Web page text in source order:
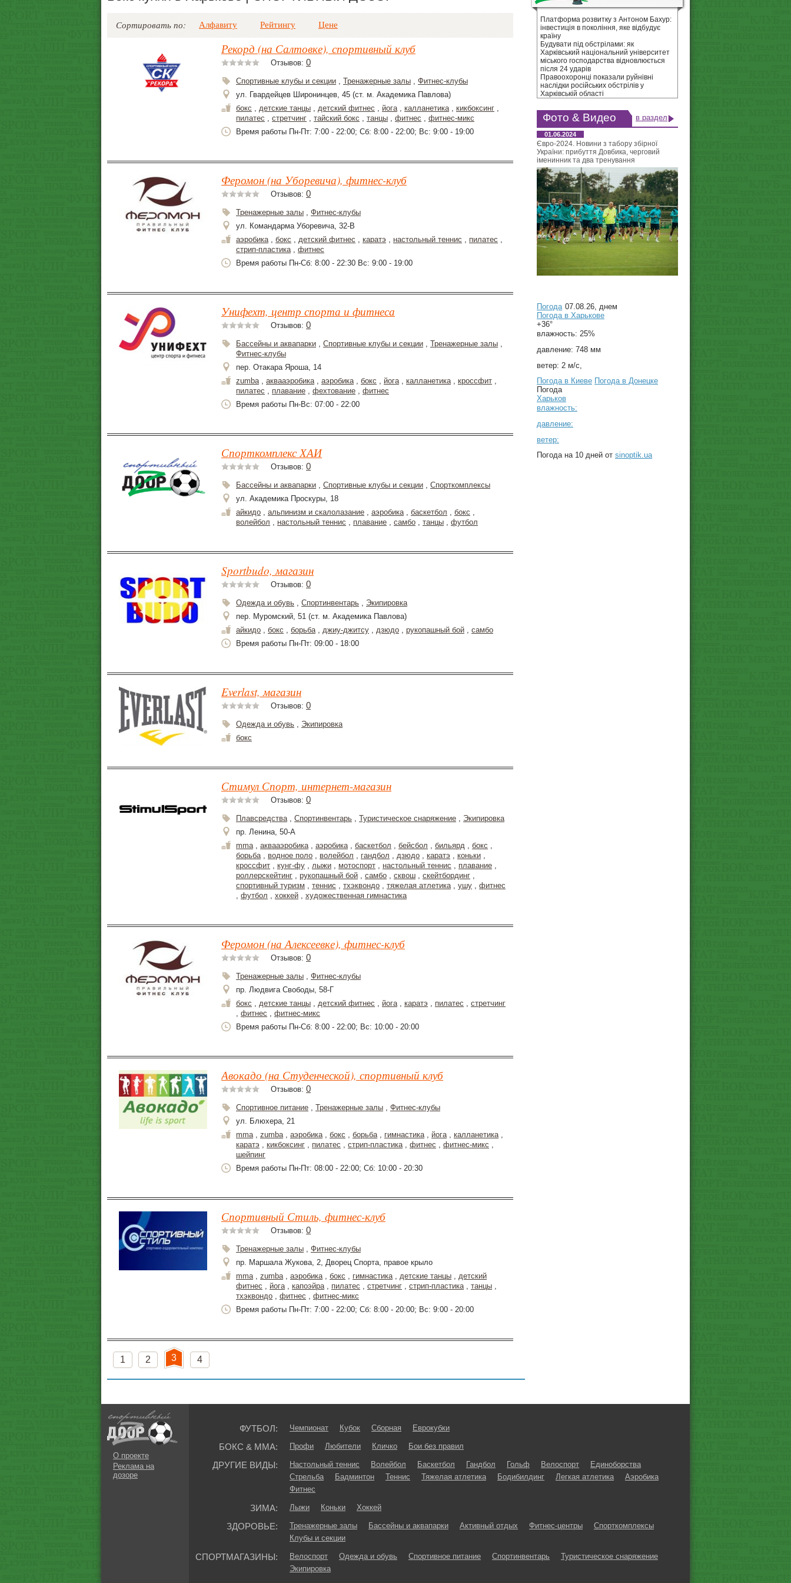
Сортировать по: Алфавиту Рейтингу Цене
Рекорд (на Салтовке), спортивный клуб
Отзывов: 0
Спортивные клубы и секции , Тренажерные залы , Фитнес-клубы
ул. Гвардейцев Широнинцев, 45 (ст. м. Академика Павлова)
бокс , детские танцы , детский фитнес , йога, калланетика, кикбоксинг ,
пилатес , стретчинг , тайский бокс , танцы , фитнес , фитнес-микс
Время работы Пн-Пт: 7:00 - 22:00; Сб: 8:00 - 22:00; Вс: 9:00 - 19:00
Феромон (на Уборевича), фитнес-клуб
Отзывов: 0
Тренажерные залы , Фитнес-клубы
ул. Командарма Уборевича, 32-В
аэробика, бокс , детский фитнес , каратэ , настольный теннис , пилатес ,
стрип-пластика, фитнес
Время работы Пн-Сб: 8:00 - 22:30 Вс: 9:00 - 19:00
Унифехт, центр спорта и фитнеса
Отзывов: 0
Бассейны и аквапарки , Спортивные клубы и секции , Тренажерные залы ,
Фитнес-клубы
пер. Отакара Яроша, 14
zumba, аквааэробика, аэробика, бокс , йога, калланетика, кроссфит ,
пилатес , плавание , фехтование , фитнес
Время работы Пн-Вс: 07:00 - 22:00
Спорткомплекс ХАИ
Отзывов: 0
Бассейны и аквапарки , Спортивные клубы и секции , Спорткомплексы
ул. Академика Проскуры, 18
айкидо , альпинизм и скалолазание , аэробика, баскетбол , бокс ,
волейбол , настольный теннис , плавание , самбо , танцы , футбол
Sportbudo, магазин
Отзывов: 0
Одежда и обувь , Спортинвентарь , Экипировка
пер. Муромский, 51 (ст. м. Академика Павлова)
айкидо , бокс , борьба, джиу-джитсу , дзюдо , рукопашный бой , самбо
Время работы Пн-Пт: 09:00 - 18:00
Everlast, магазин
Отзывов: 0
Одежда и обувь , Экипировка
бокс
Стимул Спорт, интернет-магазин
Отзывов: 0
Плавсредства, Спортинвентарь , Туристическое снаряжение , Экипировка
пр. Ленина, 50-А
mma, аквааэробика, аэробика, баскетбол , бейсбол , бильярд , бокс ,
борьба, водное поло , волейбол , гандбол , дзюдо , каратэ , коньки ,
кроссфит , кунг-фу , лыжи , мотоспорт , настольный теннис , плавание ,
роллерскейтинг , рукопашный бой , самбо , сквош , скейтбординг ,
спортивный туризм , теннис , тхэквондо , тяжелая атлетика, ушу , фитнес
, футбол , хоккей , художественная гимнастика
Феромон (на Алексеевке), фитнес-клуб
Отзывов: 0
Тренажерные залы , Фитнес-клубы
пр. Людвига Свободы, 58-Г
бокс , детские танцы , детский фитнес , йога, каратэ , пилатес , стретчинг
, фитнес , фитнес-микс
Время работы Пн-Сб: 8:00 - 22:00; Вс: 10:00 - 20:00
Авокадо (на Студенческой), спортивный клуб
Отзывов: 0
Спортивное питание , Тренажерные залы , Фитнес-клубы
ул. Блюхера, 21
mma, zumba, аэробика, бокс , борьба, гимнастика, йога, калланетика,
каратэ , кикбоксинг , пилатес , стрип-пластика, фитнес , фитнес-микс ,
шейпинг
Время работы Пн-Пт: 08:00 - 22:00; Сб: 10:00 - 20:30
Спортивный Стиль, фитнес-клуб
Отзывов: 0
Тренажерные залы , Фитнес-клубы
пр. Маршала Жукова, 2, Дворец Спорта, правое крыло
mma, zumba, аэробика, бокс , гимнастика, детские танцы , детский
фитнес , йога, капоэйра, пилатес , стретчинг , стрип-пластика, танцы ,
тхэквондо , фитнес , фитнес-микс
Время работы Пн-Пт: 7:00 - 22:00; Сб: 8:00 - 20:00; Вс: 9:00 - 20:00
1 2 3 4
Платформа розвитку з Антоном Бахур:
інвестиція в покоління, яке відбудує
країну
Будувати під обстрілами: як
Харківський національний університет
міського господарства відновлюється
після 24 ударів
Правоохоронці показали руйнівні
наслідки російських обстрілів у
Харківській області
Фото & Видео в раздел
01.06.2024
Євро-2024. Новини з табору збірної
України: прибуття Довбика, черговий
іменинник та два тренування
Погода 07.08.26, днем
Погода в Харькове
+36°
влажность: 25%
давление: 748 мм
ветер: 2 м/с,
Погода в Киеве Погода в Донецке
Погода
Харьков
влажность:
давление:
ветер:
Погода на 10 дней от sinoptik.ua
О проекте
Реклама на
дозоре
ФУТБОЛ: Чемпионат Кубок Сборная Еврокубки
БОКС & ММА: Профи Любители Кличко Бои без правил
ДРУГИЕ ВИДЫ: Настольный теннис Волейбол Баскетбол Гандбол Гольф Велоспорт
Единоборства
Стрельба
Бадминтон Теннис Тяжелая атлетика Бодибилдинг Легкая атлетика
Аэробика
Фитнес
ЗИМА: Лыжи Коньки Хоккей
ЗДОРОВЬЕ: Тренажерные залы Бассейны и аквапарки Активный отдых Фитнес-центры
Спорткомплексы
Клубы и секции
СПОРТМАГАЗИНЫ: Велоспорт Одежда и обувь Спортивное питание Спортинвентарь
Туристическое снаряжение
Экипировка